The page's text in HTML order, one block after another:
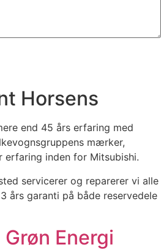
Horsens
end 45 års erfaring med
mærker,
erfaring inden for Mitsubishi.
servicerer og reparerer vi alle
års garanti på både reservedele
Energi